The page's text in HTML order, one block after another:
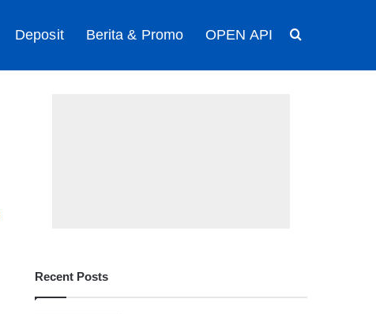
Deposit Berita & Promo OPEN API
Recent Posts